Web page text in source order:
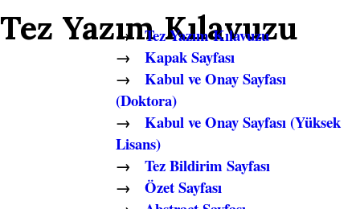
Tez Yazım Kılavuzu
→Tez Yazım Kılavuzu
→
Kapak Sayfası
→ Kabul ve Onay Sayfası
(Doktora)
→ Kabul ve Onay Sayfası (Yüksek
Lisans)
→ Tez Bildirim Sayfası
→ Özet Sayfası